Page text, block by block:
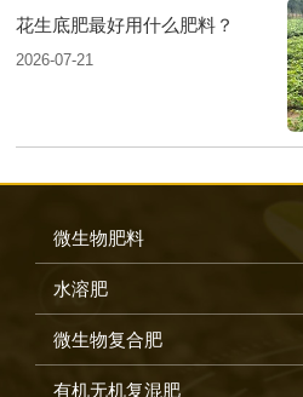
花生底肥最好用什么肥料？
2026-07-21
微生物肥料
水溶肥
微生物复合肥
有机无机复混肥